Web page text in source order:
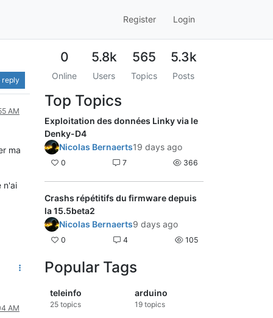
Register Login
reply
AM
ma
n'ai
AM
0
Online
5.8k
Users
565
Topics
5.3k
Posts
Top Topics
Exploitation des données Linky via le
Denky-D4
Nicolas Bernaerts19 days ago
0 7 366
Crashs répétitifs du firmware depuis
la 15.5beta2
Nicolas Bernaerts9 days ago
0 4 105
Popular Tags
teleinfo
25 topics
arduino
19topics